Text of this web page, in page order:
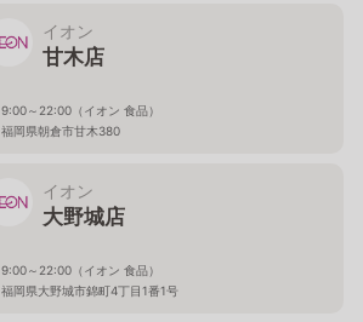
イオン
甘木店
9:00～22:00（イオン 食品）
福岡県朝倉市甘木380
イオン
大野城店
9:00～22:00（イオン 食品）
福岡県大野城市錦町4丁目1番1号